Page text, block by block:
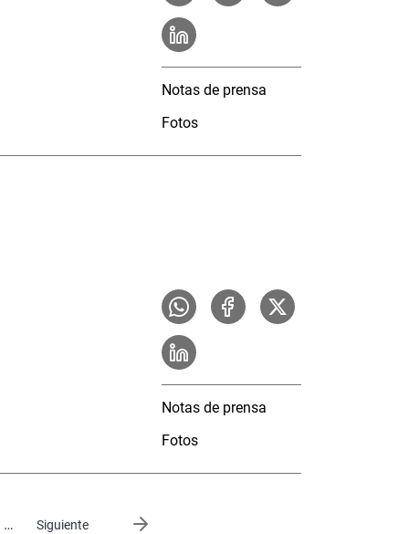
Notas de prensa
Fotos
Notas de prensa
Fotos
… Siguiente
página